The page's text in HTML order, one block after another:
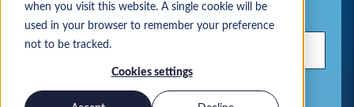
when you visit this website. A single cookie will be
used in your browser to remember your preference
not to be tracked.
Cookies settings
Ubicazione
Usa le virgole per separare i termini di ricerca